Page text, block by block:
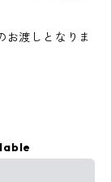
お渡しとなりま